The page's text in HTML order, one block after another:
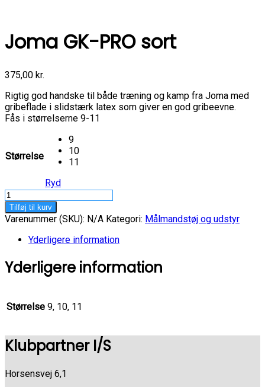
Joma GK-PRO sort
375,00 kr.
Rigtig god handske til både træning og kamp fra Joma med
gribeflade i slidstærk latex som giver en god gribeevne.
Fås i størrelserne 9-11
Størrelse
9
10
11
Ryd
Joma
GK-
PRO
antal
Tilføj til kurv
Varenummer (SKU): N/A Kategori: Målmandstøj og udstyr
Yderligere information
Yderligere information
Størrelse 9, 10, 11
Klubpartner I/S
Horsensvej 6,1